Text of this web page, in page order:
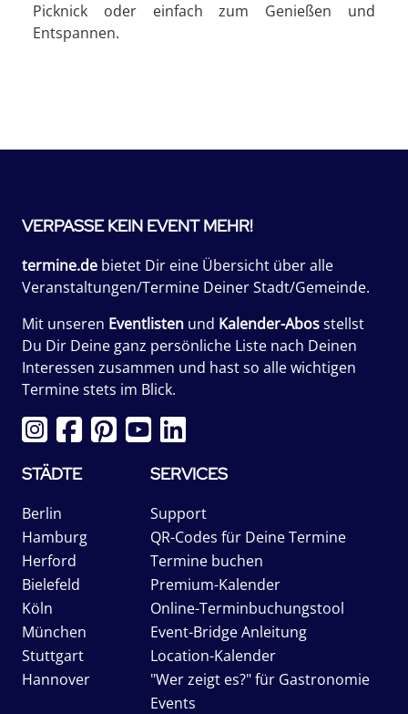
Picknick oder einfach zum Genießen und
Entspannen.
VERPASSE KEIN EVENT MEHR!
termine.de bietet Dir eine Übersicht über alle
Veranstaltungen/Termine Deiner Stadt/Gemeinde.
Mit unseren Eventlisten und Kalender-Abosstellst
Du Dir Deine ganz persönliche Liste nach Deinen
Interessen zusammen und hast so alle wichtigen
Termine stets im Blick.
STÄDTE
Berlin
Hamburg
Herford
Bielefeld
Köln
München
Stuttgart
Hannover
SERVICES
Support
QR-Codes für Deine Termine
Termine buchen
Premium-Kalender
Online-Terminbuchungstool
Event-Bridge Anleitung
Location-Kalender
"Wer zeigt es?" für Gastronomie
Events